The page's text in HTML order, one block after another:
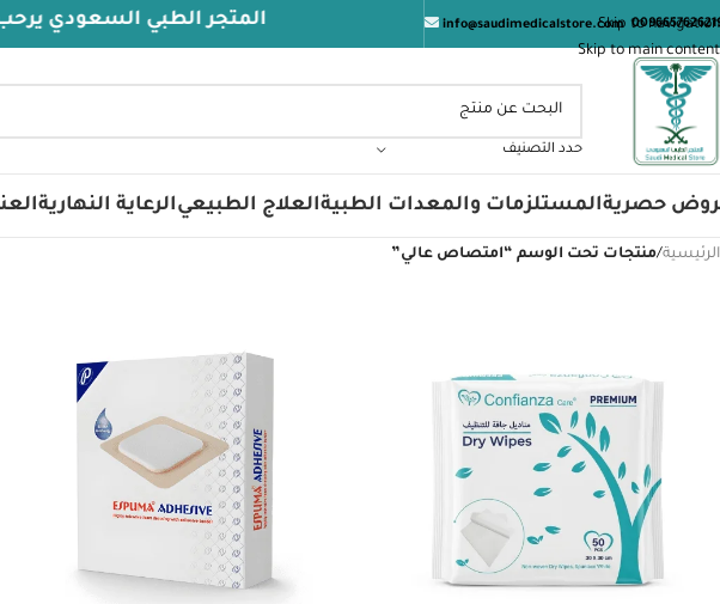
Skip to navigation
Skip to main content
info@saudimedicalstore.com المتجر الطبي السعودي يرحب
حدد التصنيف
حصريةالمستلزمات والمعدات الطبيةالعلاج الطبيعيالرعاية النهارية
الرئيسية/منتجات تحت الوسم “امتصاص عالي”